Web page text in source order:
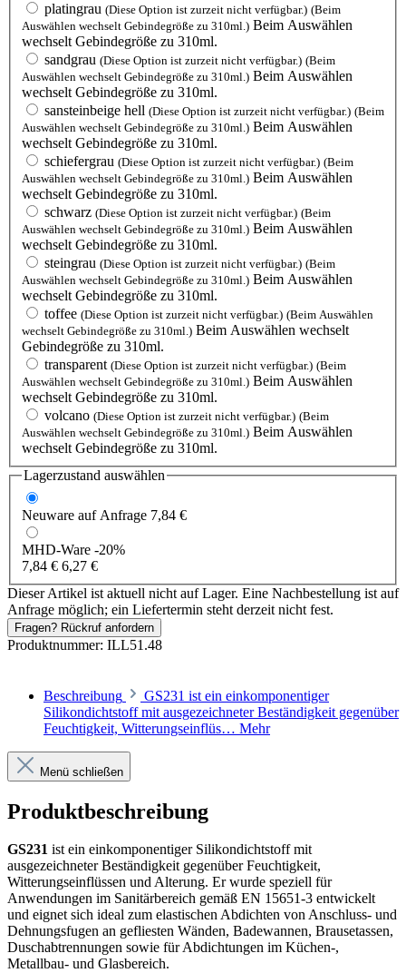
platingrau (Diese Option ist zurzeit nicht verfügbar.) (Beim
Auswählen wechselt Gebindegröße zu 310ml.) Beim Auswählen
wechselt Gebindegröße zu 310ml.
sandgrau (Diese Option ist zurzeit nicht verfügbar.) (Beim
Auswählen wechselt Gebindegröße zu 310ml.) Beim Auswählen
wechselt Gebindegröße zu 310ml.
sansteinbeige hell (Diese Option ist zurzeit nicht verfügbar.) (Beim
Auswählen wechselt Gebindegröße zu 310ml.) Beim Auswählen
wechselt Gebindegröße zu 310ml.
schiefergrau (Diese Option ist zurzeit nicht verfügbar.) (Beim
Auswählen wechselt Gebindegröße zu 310ml.) Beim Auswählen
wechselt Gebindegröße zu 310ml.
schwarz (Diese Option ist zurzeit nicht verfügbar.) (Beim
Auswählen wechselt Gebindegröße zu 310ml.) Beim Auswählen
wechselt Gebindegröße zu 310ml.
steingrau (Diese Option ist zurzeit nicht verfügbar.) (Beim
Auswählen wechselt Gebindegröße zu 310ml.) Beim Auswählen
wechselt Gebindegröße zu 310ml.
toffee (Diese Option ist zurzeit nicht verfügbar.) (Beim Auswählen
wechselt Gebindegröße zu 310ml.) Beim Auswählen wechselt
Gebindegröße zu 310ml.
transparent (Diese Option ist zurzeit nicht verfügbar.) (Beim
Auswählen wechselt Gebindegröße zu 310ml.) Beim Auswählen
wechselt Gebindegröße zu 310ml.
volcano (Diese Option ist zurzeit nicht verfügbar.) (Beim
Auswählen wechselt Gebindegröße zu 310ml.) Beim Auswählen
wechselt Gebindegröße zu 310ml.
Lagerzustand auswählen
Neuware auf Anfrage 7,84 €
MHD-Ware -20%
7,84 € 6,27 €
Dieser Artikel ist aktuell nicht auf Lager. Eine Nachbestellung ist auf
Anfrage möglich; ein Liefertermin steht derzeit nicht fest.
Fragen? Rückruf anfordern
Produktnummer: ILL51.48
Beschreibung
GS231 ist ein einkomponentiger
Silikondichtstoff mit ausgezeichneter Beständigkeit gegenüber
Feuchtigkeit, Witterungseinflüs… Mehr
Menü schließen
Produktbeschreibung
GS231 ist ein einkomponentiger Silikondichtstoff mit
ausgezeichneter Beständigkeit gegenüber Feuchtigkeit,
Witterungseinflüssen und Alterung. Er wurde speziell für
Anwendungen im Sanitärbereich gemäß EN 15651-3 entwickelt
und eignet sich ideal zum elastischen Abdichten von Anschluss- und
Dehnungsfugen an gefliesten Wänden, Badewannen, Brausetassen,
Duschabtrennungen sowie für Abdichtungen im Küchen-,
Metallbau- und Glasbereich.